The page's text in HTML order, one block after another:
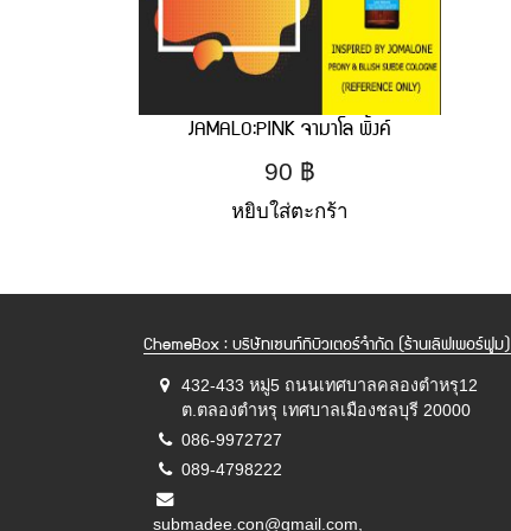
JAMALO:PINK จามาโล พิ้งค์
90 ฿
หยิบใส่ตะกร้า
ChemeBox : บริษัทเซนท์ทิบิวเตอร์จำกัด (ร้านเลิฟเพอร์ฟูม)
432-433 หมู่5 ถนนเทศบาลคลองตำหรุ12
ต.ตลองตำหรุ เทศบาลเมืองชลบุรี 20000
086-9972727
089-4798222
submadee.con@gmail.com,